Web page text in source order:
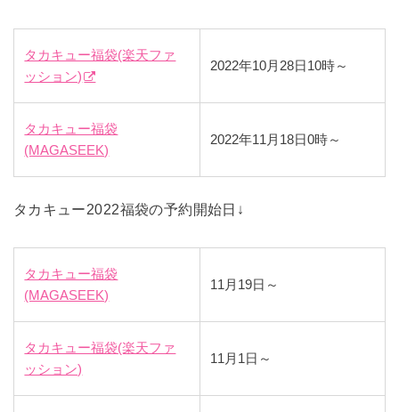
タカキュー福袋(楽天ファ
ッション)
2022年10月28日10時～
タカキュー福袋
(MAGASEEK)
2022年11月18日0時～
タカキュー2022福袋の予約開始日↓
タカキュー福袋
(MAGASEEK)
11月19日～
タカキュー福袋(楽天ファ
ッション)
11月1日～